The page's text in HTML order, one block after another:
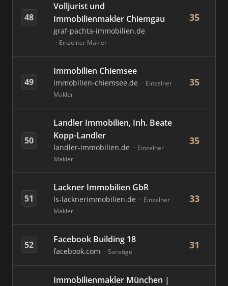
48
Volljurist und
Immobilienmakler Chiemgau
graf-pachta-immobilien.de
Einzelner Makler
35
49
Immobilien Chiemsee
immobilien-chiemsee.de
Einzelner
Makler
35
50
Landler Immobilien, Inh. Beate
Kopp-Landler
landler-immobilien.de
Einzelner
Makler
35
51
Lackner Immobilien GbR
ls-lacknerimmobilien.de
Einzelner
Makler
33
52 Facebook Building 18
facebook.com Sonstige
31
Immobilienmakler München |